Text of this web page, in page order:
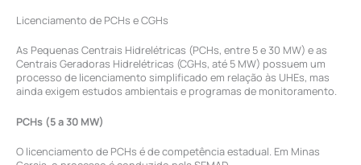
Licenciamento de PCHs e CGHs
As Pequenas Centrais Hidrelétricas (PCHs, entre 5 e 30 MW) e as
Centrais Geradoras Hidrelétricas (CGHs, até 5 MW) possuem um
processo de licenciamento simplificado em relação às UHEs, mas
ainda exigem estudos ambientais e programas de monitoramento.
PCHs (5 a 30 MW)
O licenciamento de PCHs é de competência estadual. Em Minas